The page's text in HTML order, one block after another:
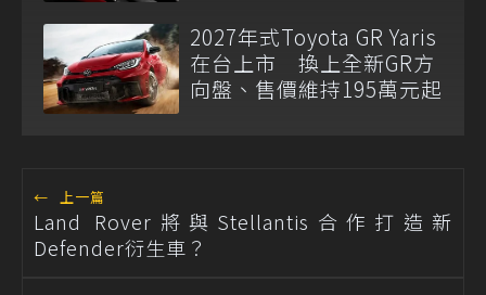
2027年式Toyota GR Yaris
在台上市 換上全新GR方
向盤、售價維持195萬元起
← 上一篇
Land Rover將與Stellantis合作打造新
Defender衍生車？